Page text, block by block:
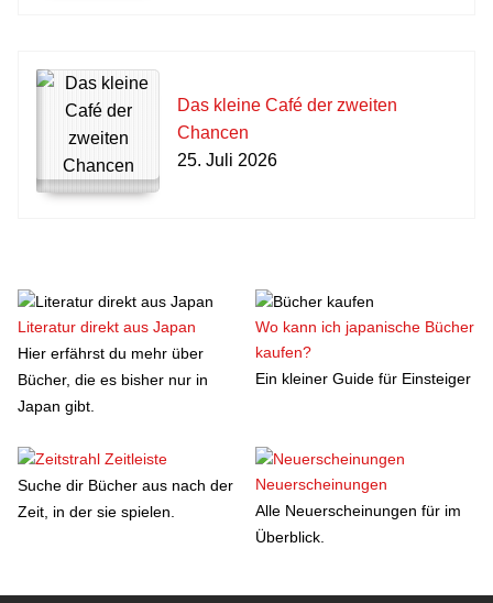
Das kleine Café der zweiten
Chancen
25. Juli 2026
Literatur direkt aus Japan
Hier erfährst du mehr über
Bücher, die es bisher nur in
Japan gibt.
Wo kann ich japanische Bücher
kaufen?
Ein kleiner Guide für Einsteiger
Zeitleiste
Suche dir Bücher aus nach der
Zeit, in der sie spielen.
Neuerscheinungen
Alle Neuerscheinungen für im
Überblick.